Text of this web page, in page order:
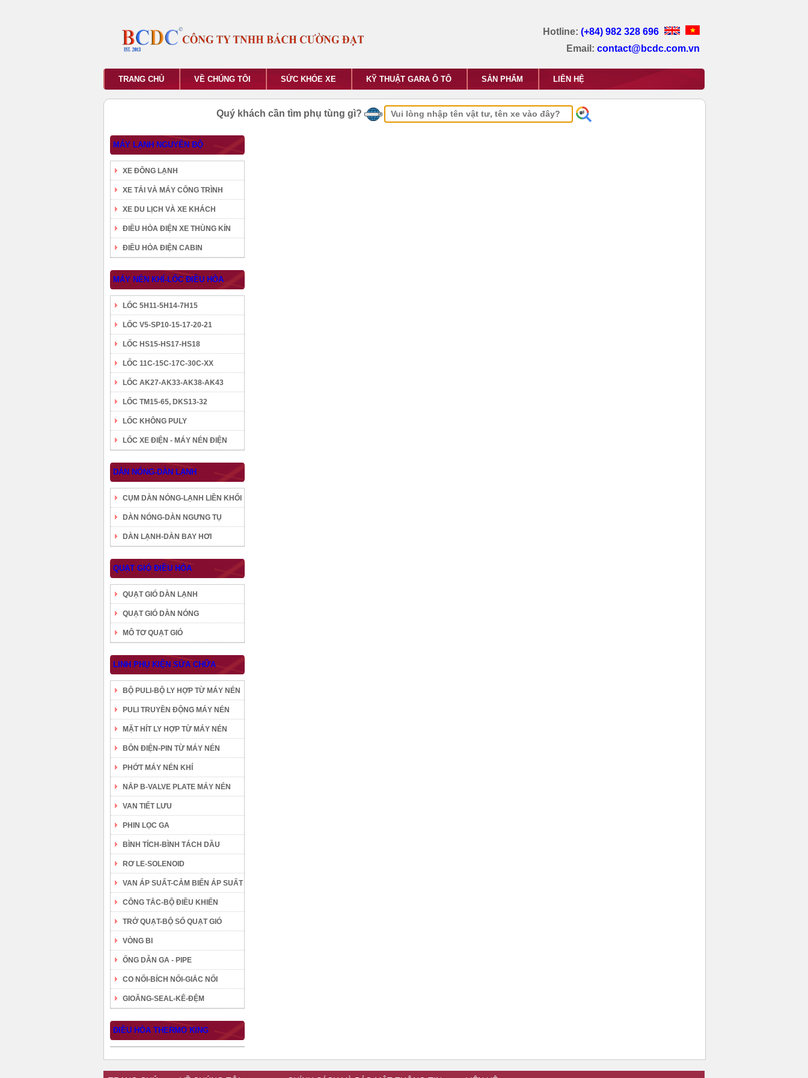
Hotline: (+84) 982 328 696
Email: contact@bcdc.com.vn
TRANG CHỦ VỀ CHÚNG TÔI SỨC KHỎE XE KỸ THUẬT GARA Ô TÔ SẢN PHẨM LIÊN HỆ
Quý khách cần tìm phụ tùng gì?
MÁY LẠNH NGUYÊN BỘ
XE ĐÔNG LẠNH
XE TẢI VÀ MÁY CÔNG TRÌNH
XE DU LỊCH VÀ XE KHÁCH
ĐIỀU HÒA ĐIỆN XE THÙNG KÍN
ĐIỀU HÒA ĐIỆN CABIN
MÁY NÉN KHÍ-LỐC ĐIỀU HÒA
LỐC 5H11-5H14-7H15
LỐC V5-SP10-15-17-20-21
LỐC HS15-HS17-HS18
LỐC 11C-15C-17C-30C-XX
LỐC AK27-AK33-AK38-AK43
LỐC TM15-65, DKS13-32
LỐC KHÔNG PULY
LỐC XE ĐIỆN - MÁY NÉN ĐIỆN
DÀN NÓNG-DÀN LẠNH
CỤM DÀN NÓNG-LẠNH LIỀN KHỐI
DÀN NÓNG-DÀN NGƯNG TỤ
DÀN LẠNH-DÀN BAY HƠI
QUẠT GIÓ ĐIỀU HÒA
QUẠT GIÓ DÀN LẠNH
QUẠT GIÓ DÀN NÓNG
MÔ TƠ QUẠT GIÓ
LINH PHỤ KIỆN SỬA CHỮA
BỘ PULI-BỘ LY HỢP TỪ MÁY NÉN
PULI TRUYỀN ĐỘNG MÁY NÉN
MẶT HÍT LY HỢP TỪ MÁY NÉN
BÔN ĐIỆN-PIN TỪ MÁY NÉN
PHỚT MÁY NÉN KHÍ
NẮP B-VALVE PLATE MÁY NÉN
VAN TIẾT LƯU
PHIN LỌC GA
BÌNH TÍCH-BÌNH TÁCH DẦU
RƠ LE-SOLENOID
VAN ÁP SUẤT-CẢM BIẾN ÁP SUẤT
CÔNG TẮC-BỘ ĐIỀU KHIỂN
TRỞ QUẠT-BỘ SỐ QUẠT GIÓ
VÒNG BI
ỐNG DẪN GA - PIPE
CO NỐI-BÍCH NỐI-GIẮC NỐI
GIOĂNG-SEAL-KÊ-ĐỆM
ĐIỀU HÒA THERMO KING